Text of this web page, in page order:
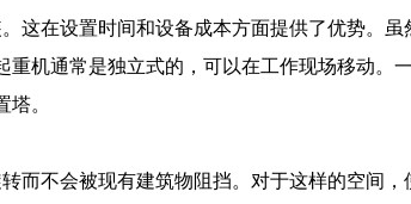
在设置时间和设备成本方面提供了优势。虽
重机通常是独立式的，可以在工作现场移动。
。
不会被现有建筑物阻挡。对于这样的空间，